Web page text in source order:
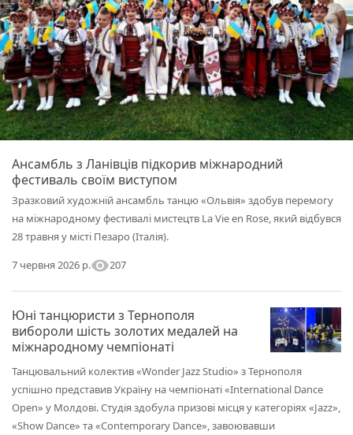
Ансамбль з Ланівців підкорив міжнародний
фестиваль своїм виступом
Зразковий художній ансамбль танцю «Ольвія» здобув перемогу
на міжнародному фестивалі мистецтв La Vie en Rose, який відбувся
28 травня у місті Пезаро (Італія).
7 червня 2026 р.visibility207
Юні танцюристи з Тернополя
вибороли шість золотих медалей на
міжнародному чемпіонаті
Танцювальний колектив «Wonder Jazz Studio» з Тернополя
успішно представив Україну на чемпіонаті «International Dance
Open» у Молдові. Студія здобула призові місця у категоріях «Jazz»,
«Show Dance» та «Contemporary Dance», завоювавши